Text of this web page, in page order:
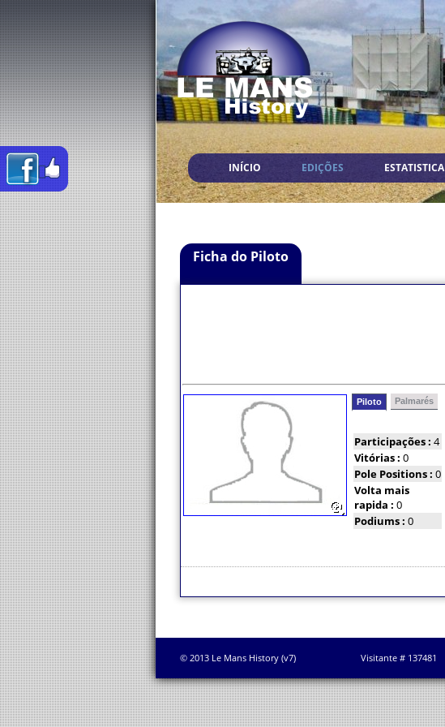
INÍCIO EDIÇÕES ESTATISTICA
Ficha do Piloto
Piloto Palmarés
Participações : 4
Vitórias : 0
Pole Positions : 0
Volta mais
rapida : 0
Podiums : 0
© 2013 Le Mans History (v7) Visitante # 137481